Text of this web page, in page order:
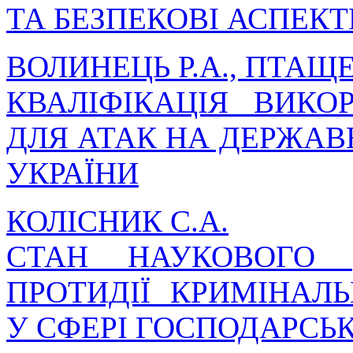
ТА БЕЗПЕКОВІ
ВОЛИНЕЦЬ Р.А.,
КВАЛІФІКАЦІЯ
ДЛЯ АТАК НА
УКРАЇНИ
КОЛІСНИК С.А.
СТАН НАУКОВОГО
ПРОТИДІЇ
У СФЕРІ